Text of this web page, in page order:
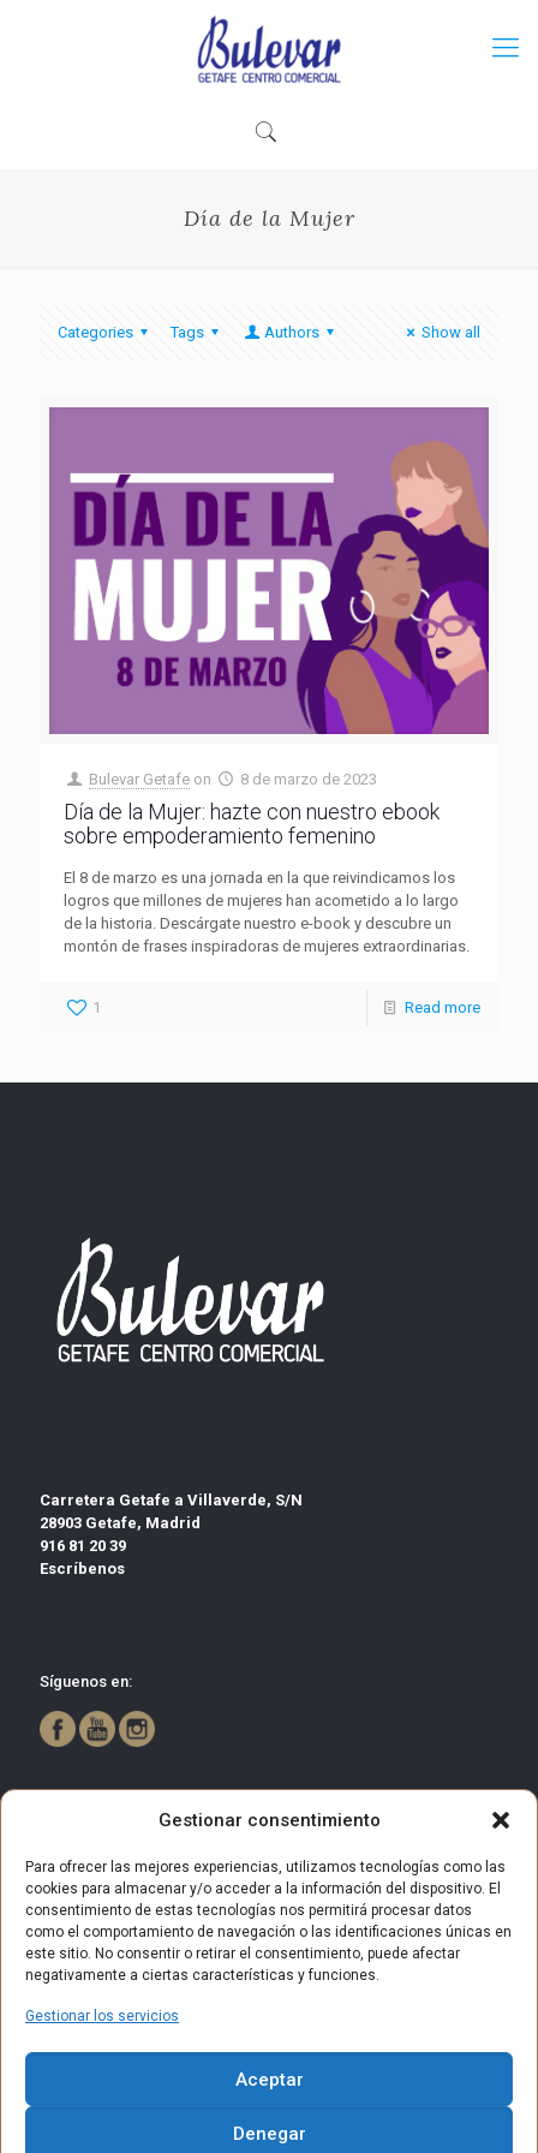
Gestionar consentimiento
Para ofrecer las mejores experiencias, utilizamos tecnologías como las
cookies para almacenar y/o acceder a la información del dispositivo. El
consentimiento de estas tecnologías nos permitirá procesar datos
como el comportamiento de navegación o las identificaciones únicas en
este sitio. No consentir o retirar el consentimiento, puede afectar
negativamente a ciertas características y funciones.
Gestionar los servicios
Aceptar
Denegar
Día de la Mujer
Categories Tags Authors Show all
Bulevar Getafe on 8 de marzo de 2023
Día de la Mujer: hazte con nuestro ebook
sobre empoderamiento femenino
El 8 de marzo es una jornada en la que reivindicamos los
logros que millones de mujeres han acometido a lo largo
de la historia. Descárgate nuestro e-book y descubre un
montón de frases inspiradoras de mujeres extraordinarias.
1 Read more
Carretera Getafe a Villaverde, S/N
28903 Getafe, Madrid
916 81 20 39
Escríbenos
Síguenos en:
© 2025 Centro Comercial Bulevar Getafe. Todos los derechos
reservados.
Política de privacidad